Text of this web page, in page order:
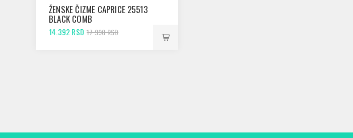
ŽENSKE ČIZME CAPRICE 25513
BLACK COMB
14.392 RSD 17.990 RSD